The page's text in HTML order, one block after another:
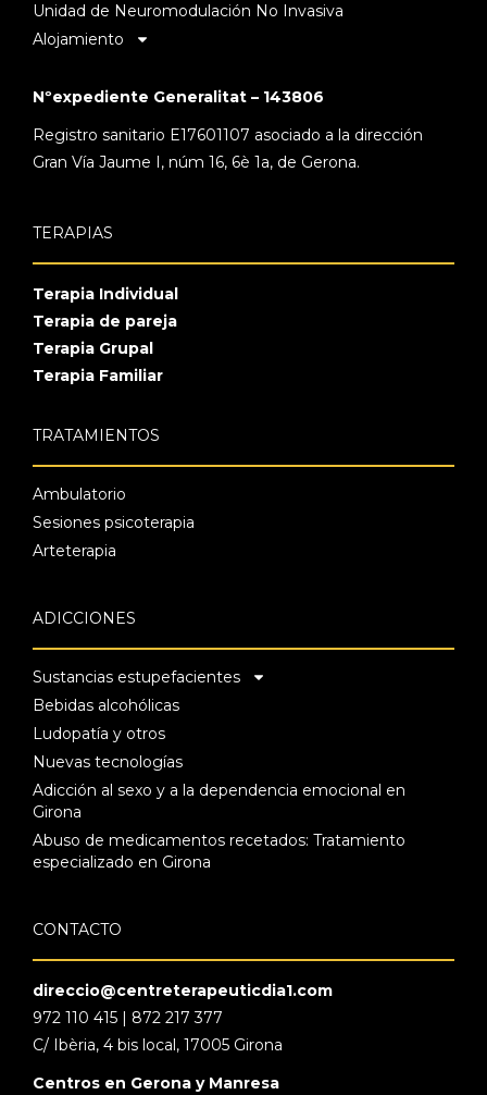
Unidad de Neuromodulación No Invasiva
Alojamiento
Nºexpediente Generalitat – 143806
Registro sanitario E17601107 asociado a la dirección
Gran Vía Jaume I, núm 16, 6è 1a, de Gerona.
TERAPIAS
Terapia Individual
Terapia de pareja
Terapia Grupal
Terapia Familiar
TRATAMIENTOS
Ambulatorio
Sesiones psicoterapia
Arteterapia
ADICCIONES
Sustancias estupefacientes
Bebidas alcohólicas
Ludopatía y otros
Nuevas tecnologías
Adicción al sexo y a la dependencia emocional en
Girona
Abuso de medicamentos recetados: Tratamiento
especializado en Girona
CONTACTO
direccio@centreterapeuticdia1.com
972 110 415 | 872 217 377
C/ Ibèria, 4 bis local, 17005 Girona
Centros en Gerona y Manresa